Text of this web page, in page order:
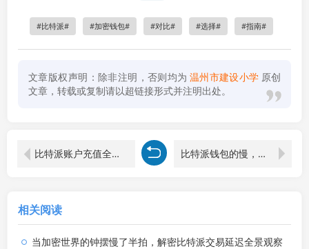
比特派 加密钱包 对比 选择 指南
文章版权声明：除非注明，否则均为 温州市建设小学 原创
文章，转载或复制请以超链接形式并注明出处。
比特派账户充值全指南，安全、便捷的数字资产管理 比特派钱包的慢，真相与应对指南
相关阅读
当加密世界的钟摆慢了半拍，解密比特派交易延迟全景观察